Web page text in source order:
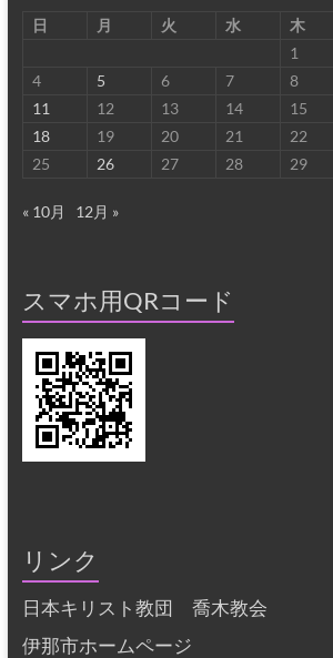
日
月 火 水 木
1
4
5 6 7 8
11
12 13 14 15
18
19 20 21 22
25
26 27 28 29
« 10月 12月 »
スマホ用QRコード
リンク
日本キリスト教団 喬木教会
伊那市ホームページ